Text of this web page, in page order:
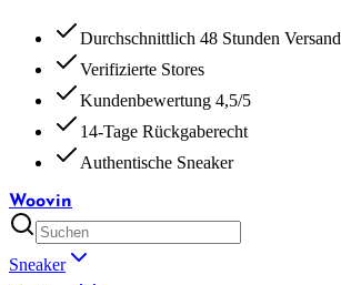
Durchschnittlich 48 Stunden Versand
Verifizierte Stores
Kundenbewertung 4,5/5
14-Tage Rückgaberecht
Authentische Sneaker
Woovin
Sneaker